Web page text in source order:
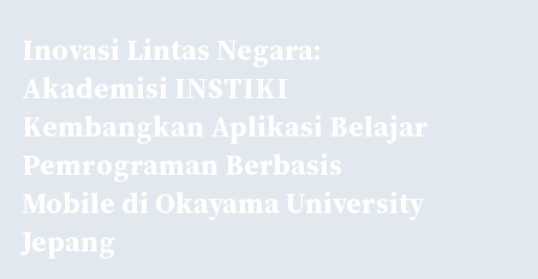
Inovasi Lintas Negara:
Akademisi INSTIKI
Kembangkan Aplikasi Belajar
Pemrograman Berbasis
Mobile di Okayama University
Jepang